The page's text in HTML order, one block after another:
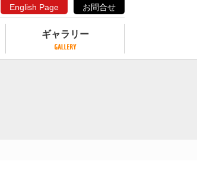
English Page お問合せ
ギャラリー